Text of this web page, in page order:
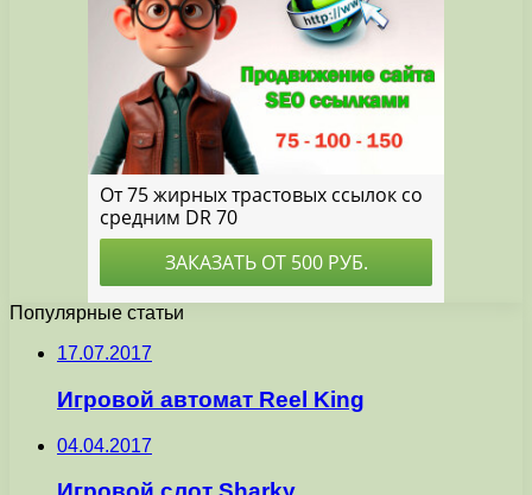
Популярные статьи
17.07.2017
Игровой автомат Reel King
04.04.2017